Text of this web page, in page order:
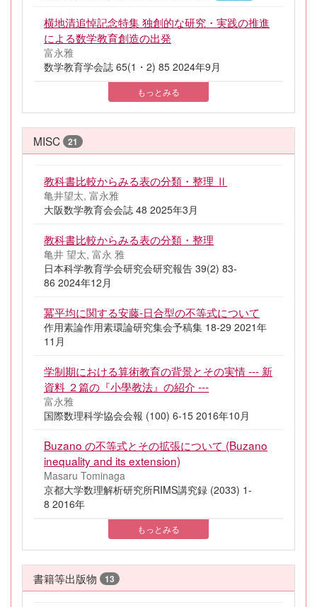
横地清追悼記念特集 独創的な研究・実践の推進
による数学教育創造の出発
富永雅
数学教育学会誌 65(1・2) 85 2024年9月
もっとみる
MISC 21
教科書比較からみる表の分類・整理 Ⅱ
亀井望太, 富永雅
大阪数学教育会会誌 48 2025年3月
教科書比較からみる表の分類・整理
亀井 望太, 富永 雅
日本科学教育学会研究会研究報告 39(2) 83-
86 2024年12月
冪平均に関する安藤-日合型の不等式について
作用素論作用素環論研究集会予稿集 18-29 2021年
11月
学制期における算術教育の背景とその実情 --- 新
資料 ２篇の『小學教法』の紹介 ---
富永雅
国際数理科学協会会報 (100) 6-15 2016年10月
Buzano の不等式とその拡張について (Buzano
inequality and its extension)
Masaru Tominaga
京都大学数理解析研究所RIMS講究録 (2033) 1-
8 2016年
もっとみる
書籍等出版物 13